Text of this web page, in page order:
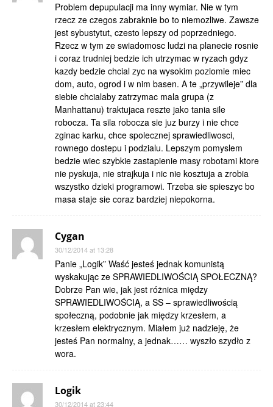
Problem depupulacji ma inny wymiar. Nie w tym
rzecz ze czegos zabraknie bo to niemozliwe. Zawsze
jest sybustytut, czesto lepszy od poprzedniego.
Rzecz w tym ze swiadomosc ludzi na planecie rosnie
i coraz trudniej bedzie ich utrzymac w ryzach gdyz
kazdy bedzie chcial zyc na wysokim poziomie miec
dom, auto, ogrod i w nim basen. A te „przywileje” dla
siebie chcialaby zatrzymac mala grupa (z
Manhattanu) traktujaca reszte jako tania sile
robocza. Ta sila robocza sie juz burzy i nie chce
zginac karku, chce spolecznej sprawiedliwosci,
rownego dostepu i podzialu. Lepszym pomyslem
bedzie wiec szybkie zastapienie masy robotami ktore
nie pyskuja, nie strajkuja i nic nie kosztuja a zrobia
wszystko dzieki programowi. Trzeba sie spieszyc bo
masa staje sie coraz bardziej niepokorna.
Cygan
30/12/2014 at 13:28
Panie „Logik” Waść jesteś jednak komunistą
wyskakując ze SPRAWIEDLIWOŚCIĄ SPOŁECZNĄ?
Dobrze Pan wie, jak jest różnica między
SPRAWIEDLIWOŚCIĄ, a SS – sprawiedliwością
społeczną, podobnie jak między krzesłem, a
krzesłem elektrycznym. Miałem już nadzieję, że
jesteś Pan normalny, a jednak…… wyszło szydło z
wora.
Logik
30/12/2014 at 23:44